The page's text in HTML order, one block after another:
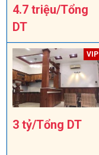
4.7 triệu/Tổng
DT
3 tỷ/Tổng DT